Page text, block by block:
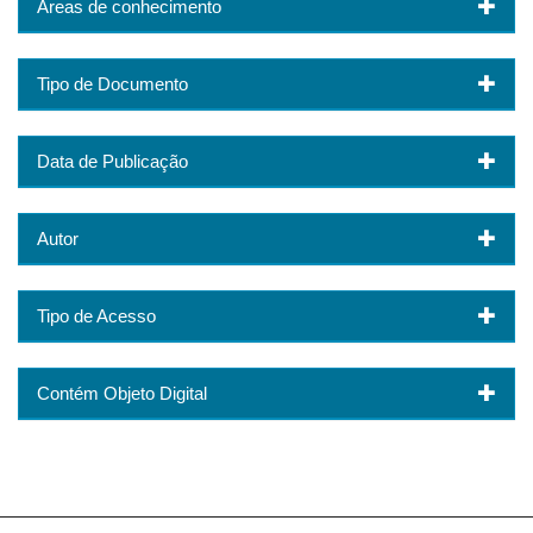
Áreas de conhecimento
Tipo de Documento
Data de Publicação
Autor
Tipo de Acesso
Contém Objeto Digital